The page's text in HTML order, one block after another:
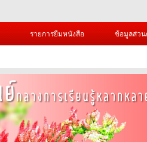
รายการยืมหนังสือ ข้อมูลส่ว